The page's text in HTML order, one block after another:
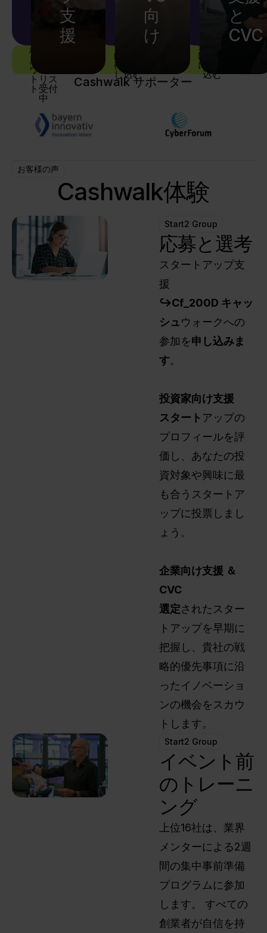
支
援
ップの
プロフ
ィール
が参加
予定の
投資家
に共有
は事前
に会い
タート
アップ
を選ぶ
ことが
できま
プ参加
枠は満
席です
ウェイ
トリス
ト受付
中
向
け
なしの
限定フ
め、新
投資家
向け招
待に申
し込む
と
CVC
に投資
ヨーロ
ッパの
トップ
ートナ
索しま
しょ
成果に
つなが
るコラ
とディ
ールメ
イキン
少人数
ーマッ
トを体
験でき
企業向
け招待
に申し
込む
Cashwalk サポーター
お客様の声
Cashwalk体験
Start2 Group
応募と選考
スタートアップ支
援
↪Cf_200D ‍キャッ
シュウォークへの
参加を申し込みま
す。
‍投資家向け支援
‍スタート アップの
プロフィールを評
価し、あなたの投
資対象や興味に最
も合うスタートア
ップに投票しまし
ょう。
企業向け支援 ＆
CVC
‍選定されたスター
トアップを早期に
把握し、貴社の戦
略的優先事項に沿
ったイノベーショ
ンの機会をスカウ
トします。
Start2 Group
イベント前
のトレーニ
ング
上位16社は、業界
メンターによる2週
間の集中事前準備
プログラムに参加
します。 すべての
創業者が自信を持